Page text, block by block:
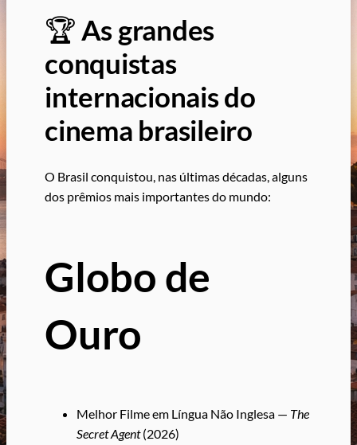
🏆As grandes
conquistas
internacionais do
cinema brasileiro
O Brasil conquistou, nas últimas décadas, alguns
dos prêmios mais importantes do mundo:
Globo de
Ouro
Melhor Filme em Língua Não Inglesa — The
Secret Agent(2026)